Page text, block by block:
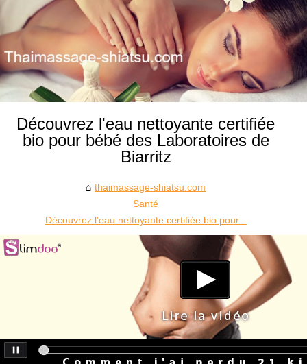
Découvrez l'eau nettoyante certifiée
bio pour bébé des Laboratoires de
Biarritz
thaimassage-shiatsu.com
Santé
Découvrez l'eau nettoyante certifiée bio pour...